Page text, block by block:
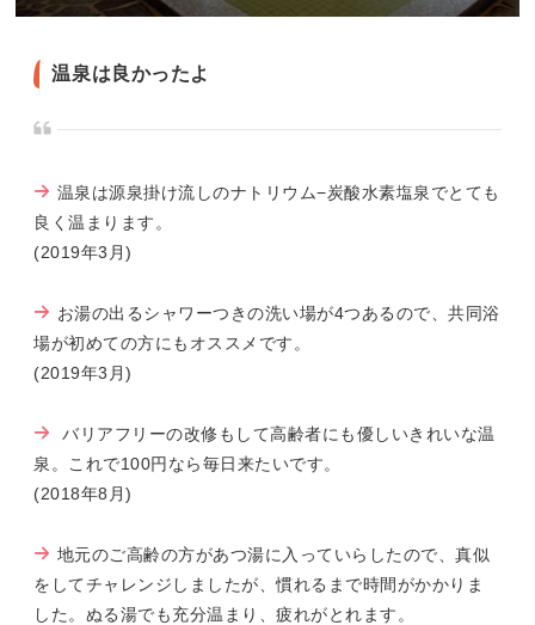
温泉は良かったよ
温泉は源泉掛け流しのナトリウム−炭酸水素塩泉でとても
良く温まります。
(2019年3月)
お湯の出るシャワーつきの洗い場が4つあるので、共同浴
場が初めての方にもオススメです。
(2019年3月)
バリアフリーの改修もして高齢者にも優しいきれいな温
泉。これで100円なら毎日来たいです。
(2018年8月)
地元のご高齢の方があつ湯に入っていらしたので、真似
をしてチャレンジしましたが、慣れるまで時間がかかりま
した。ぬる湯でも充分温まり、疲れがとれます。